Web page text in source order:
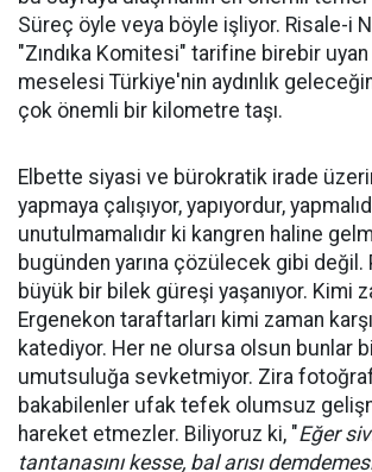
Süreç öyle veya böyle işliyor. Risale-i
"Zındıka Komitesi" tarifine birebir
meselesi Türkiye'nin aydınlık
çok önemli bir kilometre taşı.
Elbette siyasi ve bürokratik irade
yapmaya çalışıyor, yapıyordur,
unutulmamalıdır ki kangren haline
bugünden yarına çözülecek gibi değil.
büyük bir bilek güreşi yaşanıyor. Kimi
Ergenekon taraftarları kimi zaman
katediyor. Her ne olursa olsun bunlar
umutsuluğa sevketmiyor. Zira
bakabilenler ufak tefek olumsuz
hareket etmezler. Biliyoruz ki, "Eğer
tantanasını kesse, bal arısı